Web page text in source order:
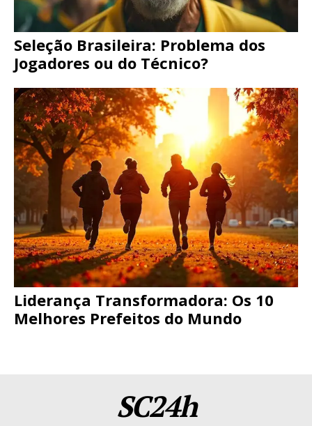
Seleção Brasileira: Problema dos
Jogadores ou do Técnico?
Liderança Transformadora: Os 10
Melhores Prefeitos do Mundo
SC24h